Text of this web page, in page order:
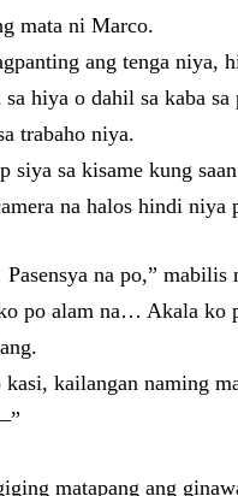
mata ni Marco.
ang tenga niya,
hiya o dahil sa kaba sa
trabaho niya.
siya sa kisame kung
na halos hindi niya
na po,” mabilis
po alam na… Akala ko
kailangan naming
matapang ang